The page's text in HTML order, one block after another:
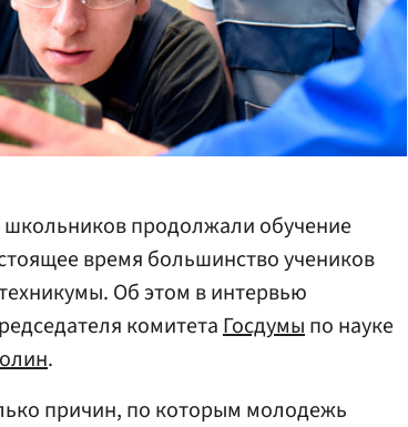
школьников продолжали обучение
время большинство учеников
Об этом в интервью
комитетаГосдумыпо науке
.
причин, по которым молодежь